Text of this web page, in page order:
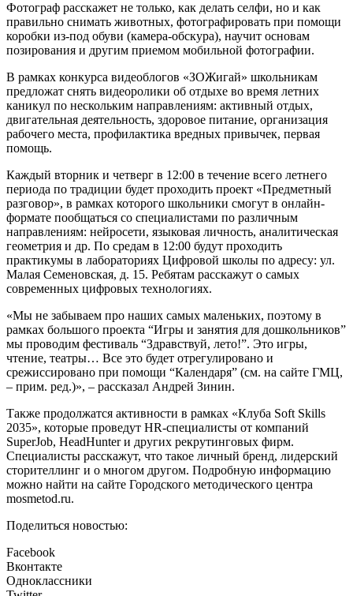
Фотограф расскажет не только, как делать селфи, но и как
правильно снимать животных, фотографировать при помощи
коробки из-под обуви (камера-обскура), научит основам
позирования и другим приемом мобильной фотографии.
В рамках конкурса видеоблогов «ЗОЖигай» школьникам
предложат снять видеоролики об отдыхе во время летних
каникул по нескольким направлениям: активный отдых,
двигательная деятельность, здоровое питание, организация
рабочего места, профилактика вредных привычек, первая
помощь.
Каждый вторник и четверг в 12:00 в течение всего летнего
периода по традиции будет проходить проект «Предметный
разговор», в рамках которого школьники смогут в онлайн-
формате пообщаться со специалистами по различным
направлениям: нейросети, языковая личность, аналитическая
геометрия и др. По средам в 12:00 будут проходить
практикумы в лабораториях Цифровой школы по адресу: ул.
Малая Семеновская, д. 15. Ребятам расскажут о самых
современных цифровых технологиях.
«Мы не забываем про наших самых маленьких, поэтому в
рамках большого проекта “Игры и занятия для дошкольников”
мы проводим фестиваль “Здравствуй, лето!”. Это игры,
чтение, театры… Все это будет отрегулировано и
срежиссировано при помощи “Календаря” (см. на сайте ГМЦ,
– прим. ред.)», – рассказал Андрей Зинин.
Также продолжатся активности в рамках «Клуба Soft Skills
2035», которые проведут HR-специалисты от компаний
SuperJob, HeadHunter и других рекрутинговых фирм.
Специалисты расскажут, что такое личный бренд, лидерский
сторителлинг и о многом другом. Подробную информацию
можно найти на сайте Городского методического центра
mosmetod.ru.
Поделиться новостью:
Facebook
Вконтакте
Одноклассники